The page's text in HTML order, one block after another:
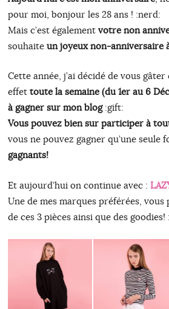
pour moi, bonjour les 28 ans ! :nerd:
Mais c’est également votre non
souhaite un joyeux non-anniversaire
Cette année, j’ai décidé de vous
effet toute la semaine (du 1er au 6
à gagner sur mon blog:gift:
Vous pouvez bien sur participer à
vous ne pouvez gagner qu’une seule
gagnants!
Et aujourd’hui on continue avec :
Une de mes marques préférées,
de ces 3 pièces ainsi que des goodies!